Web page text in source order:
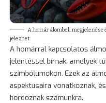
A homár álombeli
jelezhet.
A homárral kapcsolatos
jelentéssel bírnak, amelyek
szimbólumokon. Ezek az
aspektusaira vonatkoznak,
hordoznak számunkra.